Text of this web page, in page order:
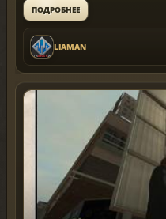
ПОДРОБНЕЕ
LIAMAN